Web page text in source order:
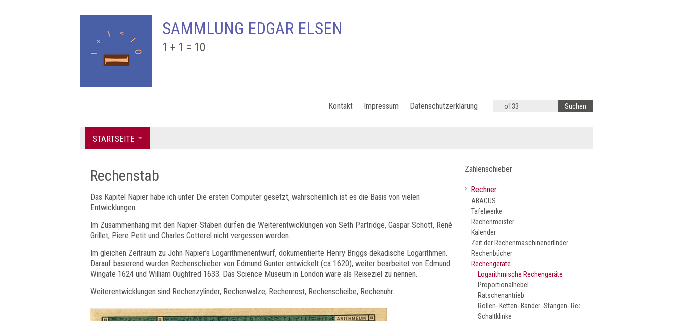
SAMMLUNG EDGAR ELSEN
1 + 1 = 10
Kontakt Impressum Datenschutzerklärung
STARTSEITE
Rechenstab
Das Kapitel Napier habe ich unter Die ersten Computer gesetzt, wahrscheinlich ist es die Basis von vielen
Entwicklungen.
Im Zusammenhang mit den Napier-Stäben dürfen die Weiterentwicklungen von Seth Partridge, Gaspar Schott, René
Grillet, Piere Petit und Charles Cotterel nicht vergessen werden.
Im gleichen Zeitraum zu John Napier’s Logarithmenentwurf, dokumentierte Henry Briggs dekadische Logarithmen.
Darauf basierend wurden Rechenschieber von Edmund Gunter entwickelt (ca 1620), weiter bearbeitet von Edmund
Wingate 1624 und William Oughtred 1633. Das Science Museum in London wäre als Reiseziel zu nennen.
Weiterentwicklungen sind Rechenzylinder, Rechenwalze, Rechenrost, Rechenscheibe, Rechenuhr.
Zahlenschieber
› Rechner
ABACUS
Tafelwerke
Rechenmeister
Kalender
Zeit der Rechenmaschinenerfinder
Rechenbücher
Rechengeräte
Logarithmische Rechengeräte
Proportionalhebel
Ratschenantrieb
Rollen- Ketten- Bänder -Stangen- Rechengeräte
Schaltklinke